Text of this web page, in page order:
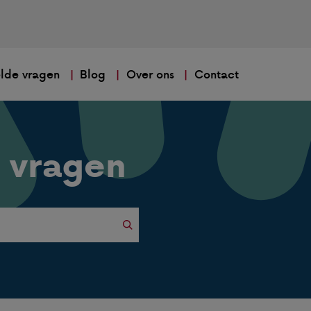
vragen Blog Over ons Contact